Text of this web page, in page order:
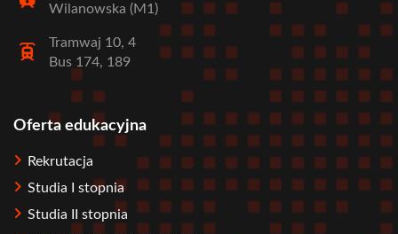
Wilanowska (M1)
Tramwaj 10, 4
Bus 174, 189
Stopka
Oferta edukacyjna
Rekrutacja
Studia I stopnia
Studia II stopnia